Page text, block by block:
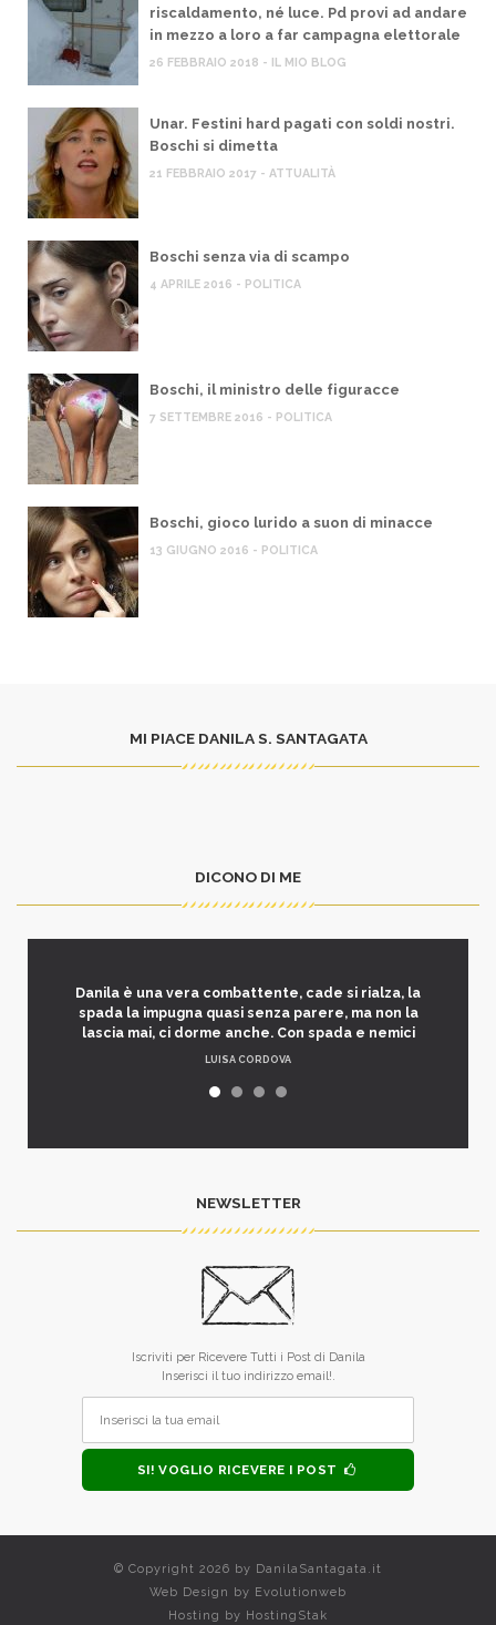
riscaldamento, né luce. Pd provi ad andare
in mezzo a loro a far campagna elettorale
26 FEBBRAIO 2018 - IL MIO BLOG
Unar. Festini hard pagati con soldi nostri.
Boschi si dimetta
21 FEBBRAIO 2017 - ATTUALITÀ
Boschi senza via di scampo
4 APRILE 2016 - POLITICA
Boschi, il ministro delle figuracce
7 SETTEMBRE 2016 - POLITICA
Boschi, gioco lurido a suon di minacce
13 GIUGNO 2016 - POLITICA
MI PIACE DANILA S. SANTAGATA
DICONO DI ME
Danila è una vera combattente, cade si rialza, la
spada la impugna quasi senza parere, ma non la
lascia mai, ci dorme anche. Con spada e nemici
LUISA CORDOVA
NEWSLETTER
Iscriviti per Ricevere Tutti i Post di Danila
Inserisci il tuo indirizzo email!.
SI! VOGLIO RICEVERE I POST
© Copyright 2026 by DanilaSantagata.it
Web Design by Evolutionweb
Hosting by HostingStak